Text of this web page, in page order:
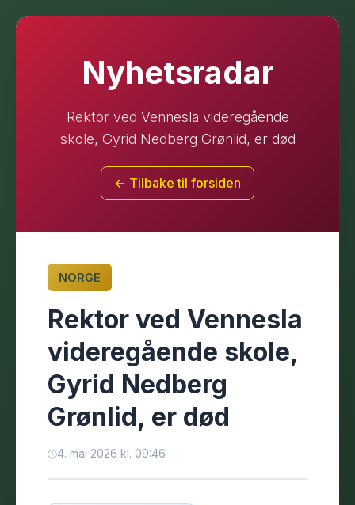
Nyhetsradar
Rektor ved Vennesla videregående
skole, Gyrid Nedberg Grønlid, er død
← Tilbake til forsiden
NORGE
Rektor ved Vennesla
videregående skole,
Gyrid Nedberg
Grønlid, er død
4. mai 2026 kl. 09:46